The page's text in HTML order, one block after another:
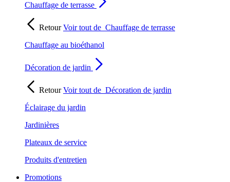
Chauffage de terrasse
RetourVoir tout de Chauffage de terrasse
Chauffage au bioéthanol
Décoration de jardin
RetourVoir tout de Décoration de jardin
Éclairage du jardin
Jardinières
Plateaux de service
Produits d'entretien
Promotions